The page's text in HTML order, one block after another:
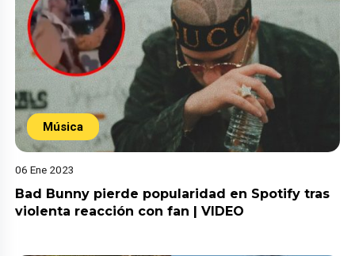
Música
06 Ene 2023
Bad Bunny pierde popularidad en Spotify tras
violenta reacción con fan | VIDEO